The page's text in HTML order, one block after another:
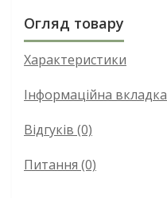
Огляд товару
Характеристики
Інформаційна вкладка
Відгуків (0)
Питання (0)